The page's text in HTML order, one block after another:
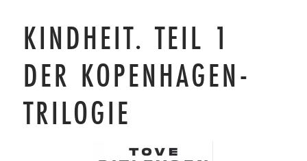
KINDHEIT. TEIL 1
DER KOPENHAGEN-
TRILOGIE